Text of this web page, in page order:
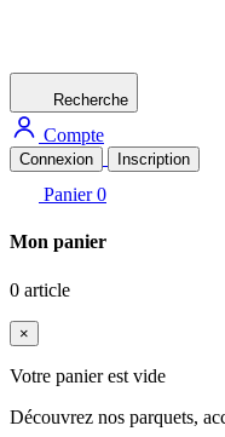
Recherche
Compte
Connexion Inscription
Panier 0
Mon panier
0 article
×
Votre panier est vide
Découvrez nos parquets,